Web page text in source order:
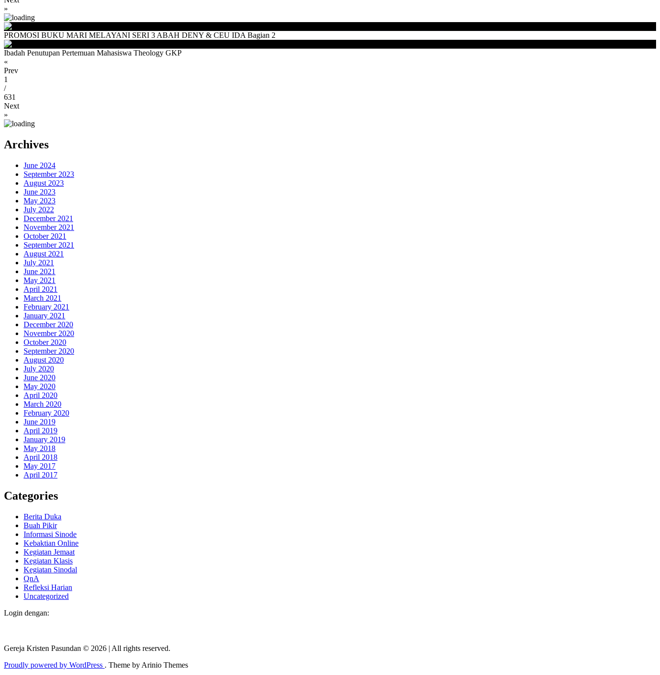
»
PROMOSI BUKU MARI MELAYANI SERI 3 ABAH DENY & CEU IDA Bagian 2
Ibadah Penutupan Pertemuan Mahasiswa Theology GKP
«
Prev
1
/
631
Next
»
Archives
June 2024
September 2023
August 2023
June 2023
May 2023
July 2022
December 2021
November 2021
October 2021
September 2021
August 2021
July 2021
June 2021
May 2021
April 2021
March 2021
February 2021
January 2021
December 2020
November 2020
October 2020
September 2020
August 2020
July 2020
June 2020
May 2020
April 2020
March 2020
February 2020
June 2019
April 2019
January 2019
May 2018
April 2018
May 2017
April 2017
Categories
Berita Duka
Buah Pikir
Informasi Sinode
Kebaktian Online
Kegiatan Jemaat
Kegiatan Klasis
Kegiatan Sinodal
QnA
Refleksi Harian
Uncategorized
Login dengan:
Gereja Kristen Pasundan © 2026 | All rights reserved.
Proudly powered by WordPress . Theme by Arinio Themes